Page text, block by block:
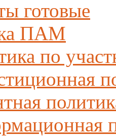
готовые
ПАМ
по